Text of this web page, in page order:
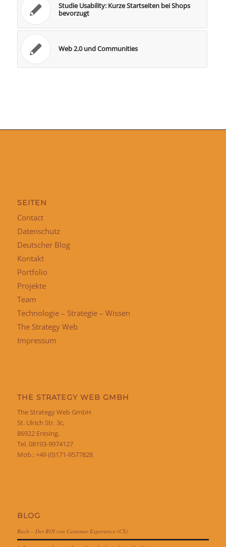
Studie Usability: Kurze Startseiten bei Shops
bevorzugt
Web 2.0 und Communities
SEITEN
Contact
Datenschutz
Deutscher Blog
Kontakt
Portfolio
Projekte
Team
Technologie – Strategie – Wissen
The Strategy Web
Impressum
THE STRATEGY WEB GMBH
The Strategy Web GmbH
St. Ulrich Str. 3c,
86922 Eresing,
Tel. 08193-9974127
Mob.: +49 (0)171-9577828
BLOG
Buch – Der ROI von Customer Experience (CX)